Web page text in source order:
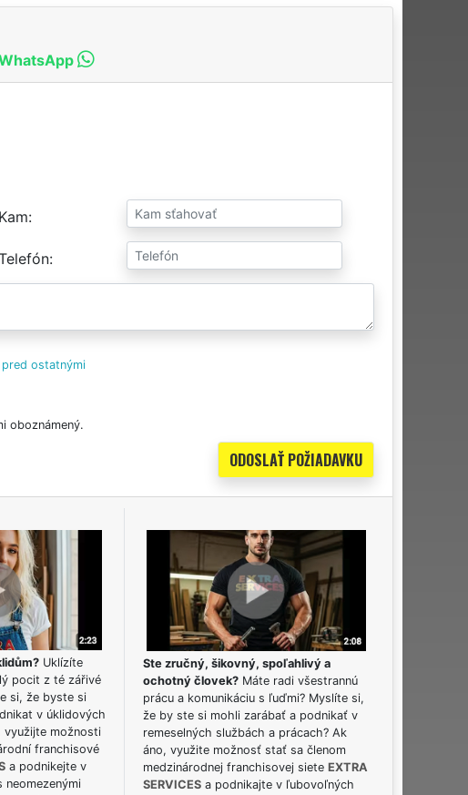
Kam
ostatnými
oboznámený.
Uklízíte
pocit z té zářivé
si, že byste si
v úklidových
využijte možnosti
franchisové
a podnikejte v
neomezenými
Ste zručný, šikovný, spoľahlivý a
ochotný človek? Máte radi všestrannú
prácu a komunikáciu s ľuďmi? Myslíte si,
že by ste si mohli zarábať a podnikať v
remeselných službách a prácach? Ak
áno, využite možnosť stať sa členom
medzinárodnej franchisovej siete EXTRA
SERVICES a podnikajte v ľubovoľných